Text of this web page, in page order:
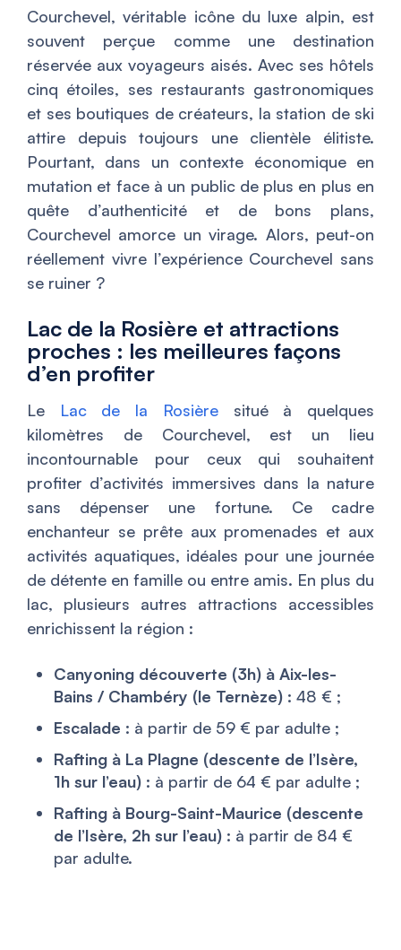
Courchevel, véritable icône du luxe alpin, est
souvent perçue comme une destination
réservée aux voyageurs aisés. Avec ses hôtels
cinq étoiles, ses restaurants gastronomiques
et ses boutiques de créateurs, la station de ski
attire depuis toujours une clientèle élitiste.
Pourtant, dans un contexte économique en
mutation et face à un public de plus en plus en
quête d’authenticité et de bons plans,
Courchevel amorce un virage. Alors, peut-on
réellement vivre l’expérience Courchevel sans
se ruiner ?
Lac de la Rosière et attractions
proches : les meilleures façons
d’en profiter
Le Lac de la Rosièresitué à quelques
kilomètres de Courchevel, est un lieu
incontournable pour ceux qui souhaitent
profiter d’activités immersives dans la nature
sans dépenser une fortune. Ce cadre
enchanteur se prête aux promenades et aux
activités aquatiques, idéales pour une journée
de détente en famille ou entre amis. En plus du
lac, plusieurs autres attractions accessibles
enrichissent la région :
Canyoning découverte (3h) à Aix-les-
Bains / Chambéry (le Ternèze) : 48 € ;
Escalade : à partir de 59 € par adulte ;
Rafting à La Plagne (descente de l’Isère,
1h sur l’eau) : à partir de 64 € par adulte ;
Rafting à Bourg-Saint-Maurice (descente
de l’Isère, 2h sur l’eau) : à partir de 84 €
par adulte.